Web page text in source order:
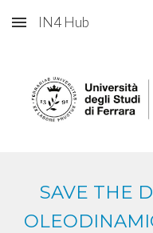
Skip to main content
IN4 Hub
SAVE THE